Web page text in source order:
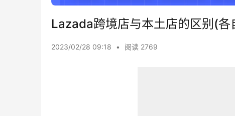
Lazada跨境店与本土店的区别(各
2023/02/28 09:18 • 阅读 2769